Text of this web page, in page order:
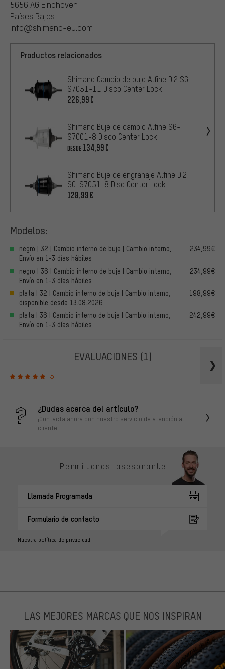
5656 AG Eindhoven
Países Bajos
info@shimano-eu.com
Productos relacionados
Shimano Cambio de buje Alfine Di2 SG-
S7051-11 Disco Center Lock
226,99€
Shimano Buje de cambio Alfine SG-
S7001-8 Disco Center Lock
DESDE 134,99€
Shimano Buje de engranaje Alfine Di2
SG-S7051-8 Disc Center Lock
128,99€
Modelos:
negro | 32 | Cambio interno de buje | Cambio interno,
Envío en 1-3 días hábiles
234,99€
negro | 36 | Cambio interno de buje | Cambio interno,
Envío en 1-3 días hábiles
234,99€
plata | 32 | Cambio interno de buje | Cambio interno,
disponible desde 13.08.2026
198,99€
plata | 36 | Cambio interno de buje | Cambio interno,
Envío en 1-3 días hábiles
242,99€
EVALUACIONES (1)
5
¿Dudas acerca del artículo?
¡Contacta ahora con nuestro servicio de atención al
cliente!
Permítenos asesorarte
Llamada Programada
Formulario de contacto
Nuestra política de privacidad
LAS MEJORES MARCAS QUE NOS INSPIRAN